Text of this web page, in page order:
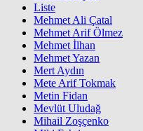
Liste
Mehmet Ali Çatal
Mehmet Arif Ölmez
Mehmet İlhan
Mehmet Yazan
Mert Aydın
Mete Arif Tokmak
Metin Fidan
Mevlüt Uludağ
Mihail Zoşçenko